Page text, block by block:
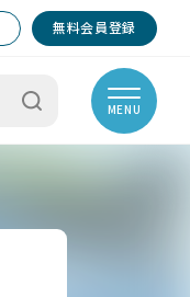
無料会員登録
MENU